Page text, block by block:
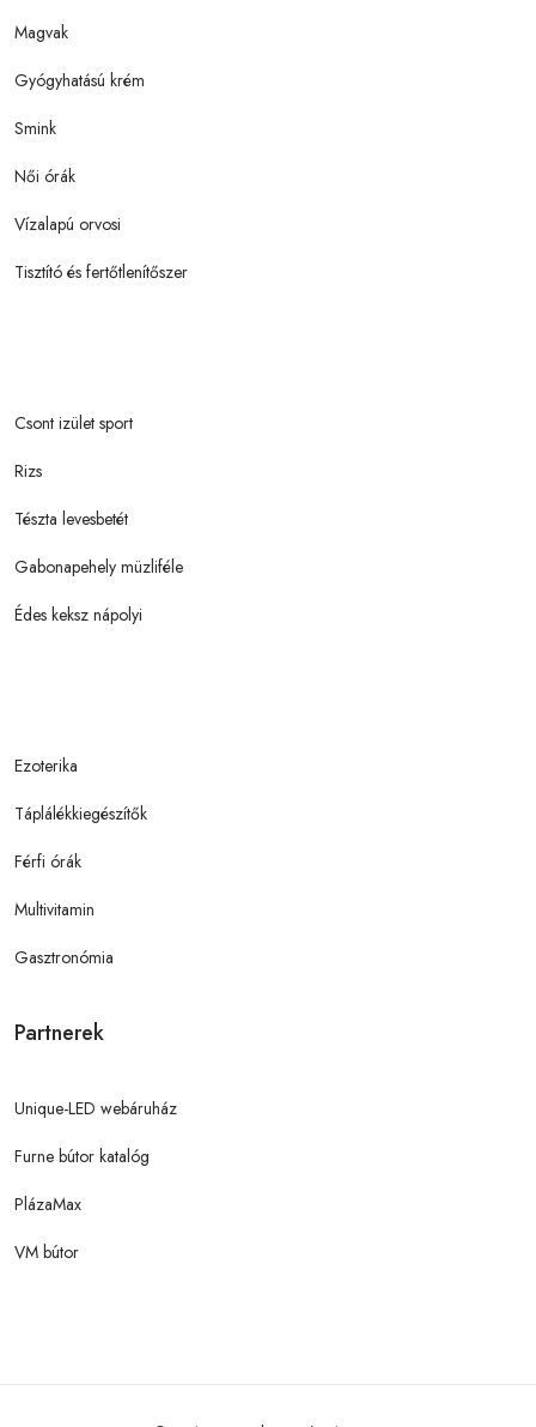
Magvak
Gyógyhatású krém
Smink
Női órák
Vízalapú orvosi
Tisztító és fertőtlenítőszer
Csont izület sport
Rizs
Tészta levesbetét
Gabonapehely müzliféle
Édes keksz nápolyi
Ezoterika
Táplálékkiegészítők
Férfi órák
Multivitamin
Gasztronómia
Partnerek
Unique-LED webáruház
Furne bútor katalóg
PlázaMax
VM bútor